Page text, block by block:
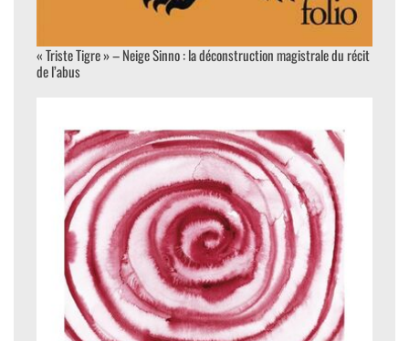
« Triste Tigre » – Neige Sinno : la déconstruction magistrale du récit
de l’abus